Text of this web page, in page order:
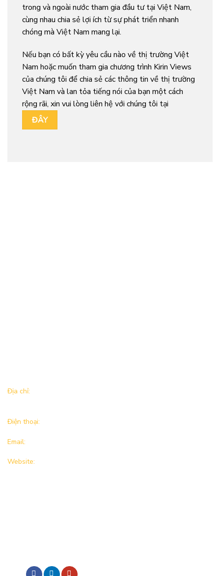
trong và ngoài nước tham gia đầu tư tại Việt Nam,
cùng nhau chia sẻ lợi ích từ sự phát triển nhanh
chóng mà Việt Nam mang lại.
Nếu bạn có bất kỳ yêu cầu nào về thị trường Việt
Nam hoặc muốn tham gia chương trình Kirin Views
của chúng tôi để chia sẻ các thông tin về thị trường
Việt Nam và lan tỏa tiếng nói của bạn một cách
rộng rãi, xin vui lòng liên hệ với chúng tôi tại
ĐÂY
Địa chỉ:
Điện thoại:
Email:
Website: